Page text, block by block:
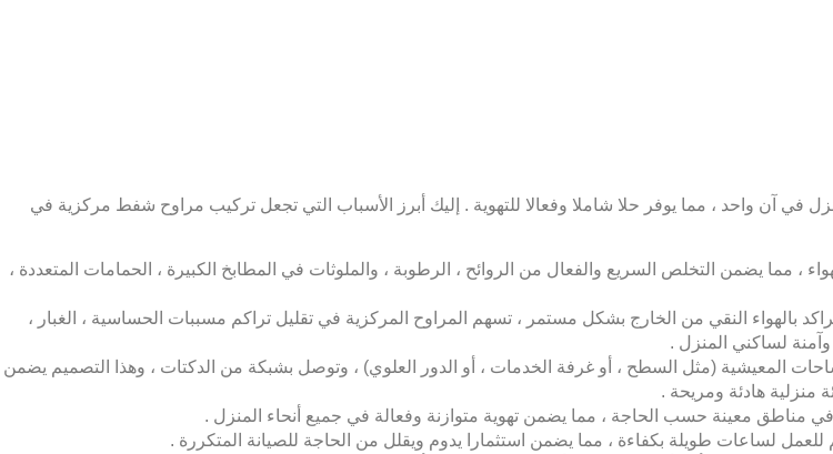
في آن واحد ، مما يوفر حلا شاملا وفعالا للتهوية . إليك أبرز الأسباب التي تجعل تركيب مراوح شفط مركزية في
، مما يضمن التخلص السريع والفعال من الروائح ، الرطوبة ، والملوثات في المطابخ الكبيرة ، الحمامات المتعددة ،
بالهواء النقي من الخارج بشكل مستمر ، تسهم المراوح المركزية في تقليل تراكم مسببات الحساسية ، الغبار ،
المعيشية (مثل السطح ، أو غرفة الخدمات ، أو الدور العلوي) ، وتوصل بشبكة من الدكتات ، وهذا التصميم يضمن
منزلية هادئة ومريحة .
مناطق معينة حسب الحاجة ، مما يضمن تهوية متوازنة وفعالة في جميع أنحاء المنزل .
لساعات طويلة بكفاءة ، مما يضمن استثمارا يدوم ويقلل من الحاجة للصيانة المتكررة .